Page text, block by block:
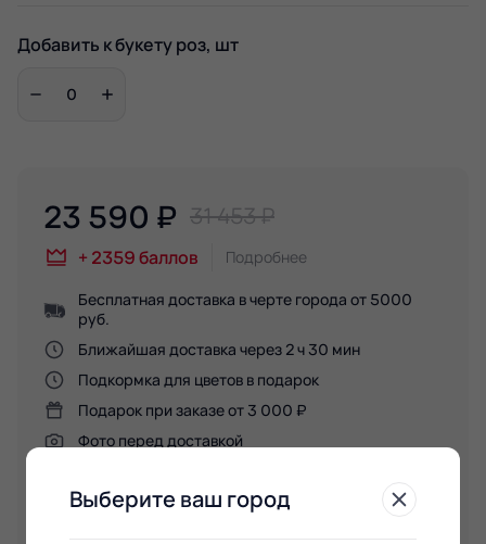
Добавить к букету роз, шт
23 590 ₽ 31 453 ₽
+ 2359баллов Подробнее
Бесплатная доставка в черте города от 5000
руб.
Ближайшая доставка через 2 ч 30 мин
Подкормка для цветов в подарок
Подарок при заказе от 3 000 ₽
Фото перед доставкой
В корзину
Выберите ваш город